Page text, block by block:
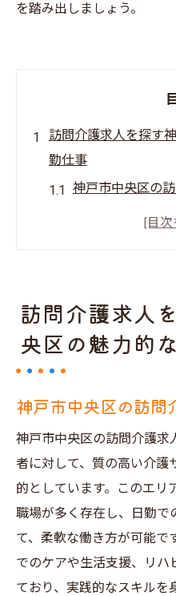
を踏み出しましょう。
訪問介護求人を探す
勤仕事
神戸市中央区の
日勤訪問介護で
神戸市中央区の
日勤訪問介護求
神戸市中央区で日勤
求人情報を探す
神戸市中央区の
応募書類で際立
面接での成功の
ネットワーキン
訪問介護求人を
訪問介護求人でキャ
訪問介護求人
央区の魅力的
神戸市中央区の訪問
神戸市中央区の訪問介護求
者に対して、質の高い介護
的としています。このエリ
職場が多く存在し、日勤で
て、柔軟な働き方が可能で
でのケアや生活支援、リ
ており、実践的なスキルを